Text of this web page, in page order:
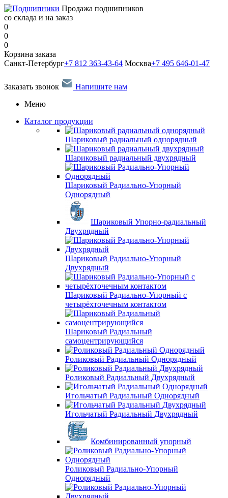
Продажа подшипников
со склада и на заказ
0
0
0
Корзина заказа
Санкт-Петербург+7 812 363-43-64 Москва+7 495 646-01-47
Заказать звонок
Напишите нам
Меню
Каталог продукции
Шариковый радиальный однорядный
Шариковый радиальный двухрядный
Шариковый Радиально-Упорный
Однорядный
Шариковый Упорно-радиальный
Двухрядный
Шариковый Радиально-Упорный
Двухрядный
Шариковый Радиально-Упорный с
четырёхточечным контактом
Шариковый Радиальный
самоцентрирующийся
Роликовый Радиальный Однорядный
Роликовый Радиальный Двухрядный
Игольчатый Радиальный Однорядный
Игольчатый Радиальный Двухрядный
Комбинированный упорный
Роликовый Радиально-Упорный
Однорядный